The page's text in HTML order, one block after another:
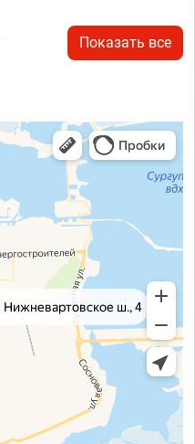
Показать все